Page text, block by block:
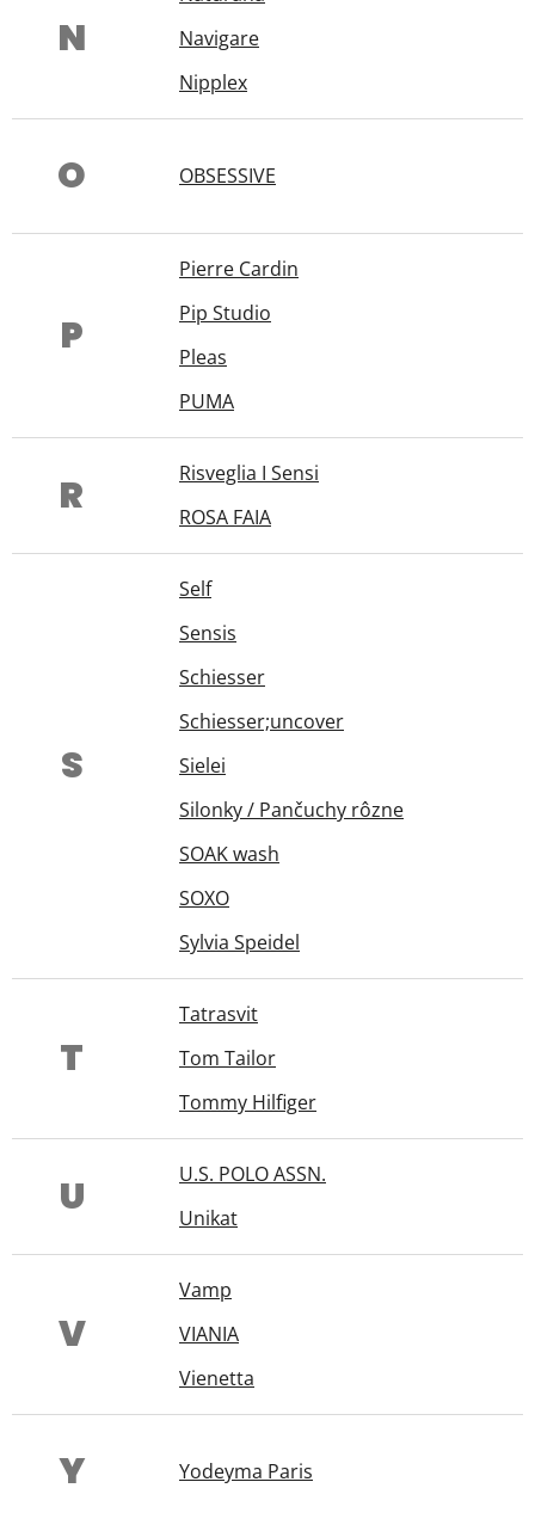
N
Navigare
Nipplex
O OBSESSIVE
P
Pierre Cardin
Pip Studio
Pleas
PUMA
R
Risveglia I Sensi
ROSA FAIA
S
Self
Sensis
Schiesser
Schiesser;uncover
Sielei
Silonky / Pančuchy rôzne
SOAK wash
SOXO
Sylvia Speidel
T
Tatrasvit
Tom Tailor
Tommy Hilfiger
U
U.S. POLO ASSN.
Unikat
V
Vamp
VIANIA
Vienetta
Y Yodeyma Paris